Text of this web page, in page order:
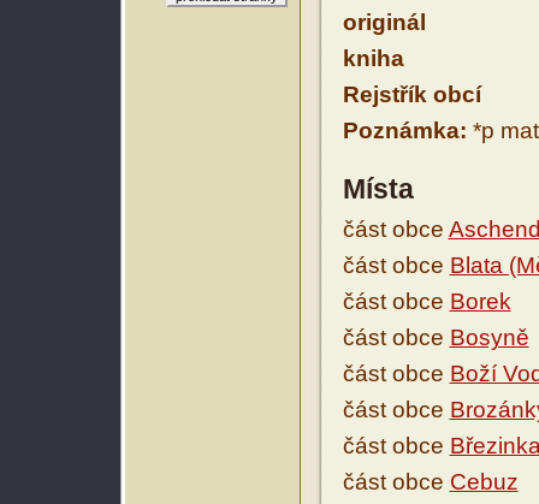
originál
kniha
Rejstřík obcí
Poznámka: *p
Místa
část obce
část obce Blata
část obce Borek
část obce Bosyně
část obce Boží
část obce
část obce
část obce Cebuz